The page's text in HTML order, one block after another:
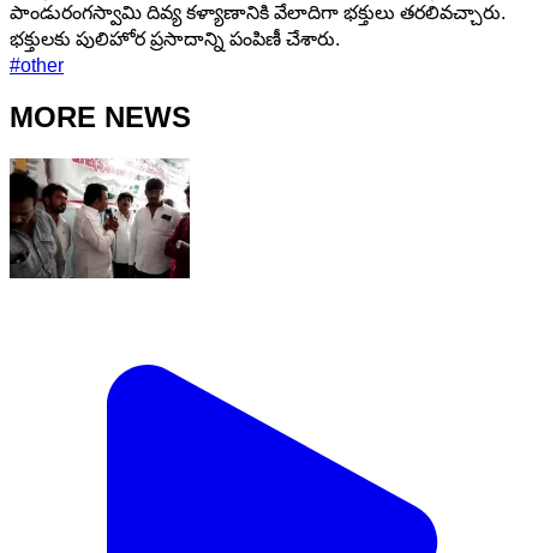
పాండురంగస్వామి దివ్య కళ్యాణానికి వేలాదిగా భక్తులు తరలివచ్చారు.
భక్తులకు పులిహోర ప్రసాదాన్ని పంపిణీ చేశారు.
#other
MORE NEWS